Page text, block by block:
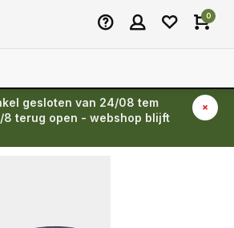
0
gesloten van 24/08 tem
terug open - webshop blijft